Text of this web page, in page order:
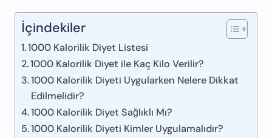
İçindekiler
1000 Kalorilik Diyet Listesi
1000 Kalorilik Diyet ile Kaç Kilo Verilir?
1000 Kalorilik Diyeti Uygularken Nelere Dikkat
Edilmelidir?
1000 Kalorilik Diyet Sağlıklı Mı?
1000 Kalorilik Diyeti Kimler Uygulamalıdır?